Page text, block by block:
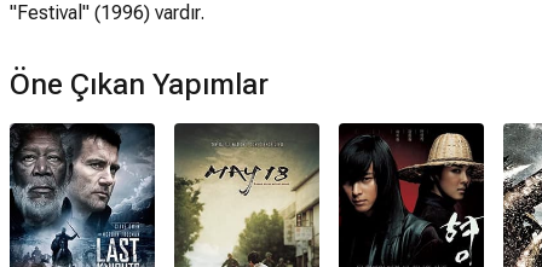
"Festival" (1996) vardır.
Öne Çıkan Yapımlar